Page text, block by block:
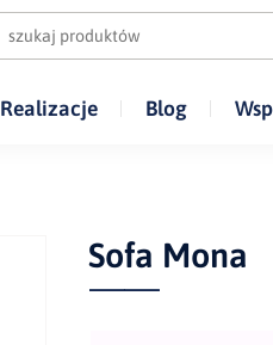
Realizacje Blog
Sofa Mona